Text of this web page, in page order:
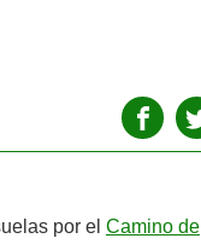
por el Camino de